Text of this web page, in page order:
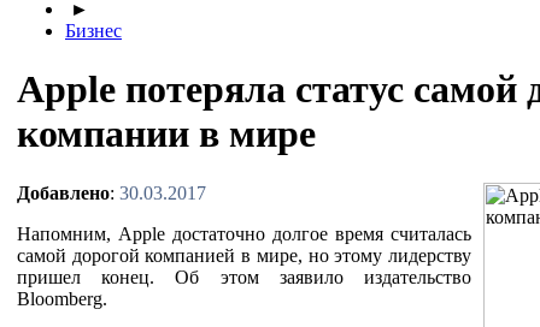
►
Бизнес
Apple потеряла статус самой
компании в мире
Добавлено: 30.03.2017
Напомним, Apple достаточно долгое время считалась
самой дорогой компанией в мире, но этому лидерству
пришел конец. Об этом заявило издательство
Bloomberg.